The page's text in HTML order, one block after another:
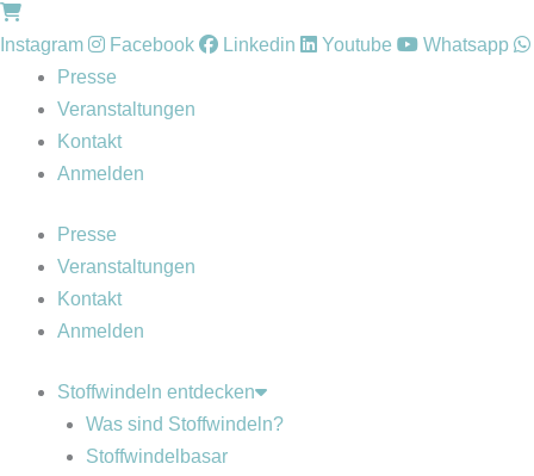
Instagram Facebook Linkedin Youtube
Whatsapp
Presse
Veranstaltungen
Kontakt
Anmelden
Presse
Veranstaltungen
Kontakt
Anmelden
Stoffwindeln entdecken
Was sind Stoffwindeln?
Stoffwindelbasar